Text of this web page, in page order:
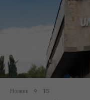
Новини ТБ